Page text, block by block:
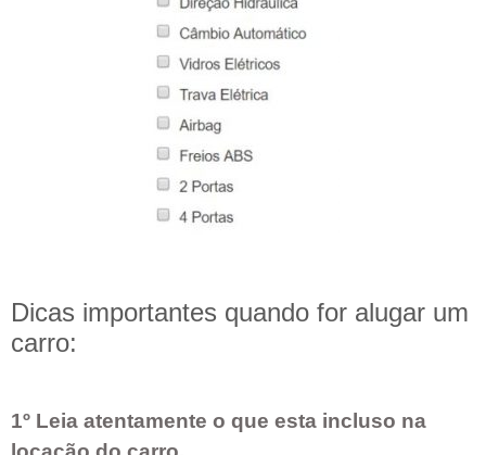
Dicas importantes quando for alugar um
carro:
1º Leia atentamente o que esta incluso na